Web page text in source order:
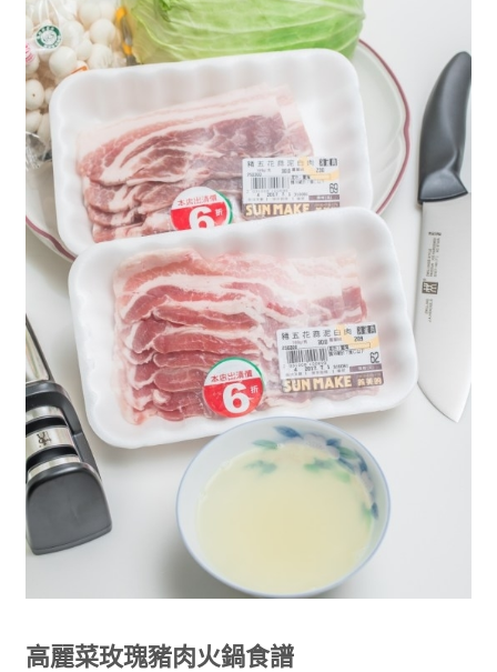
高麗菜玫瑰豬肉火鍋食譜